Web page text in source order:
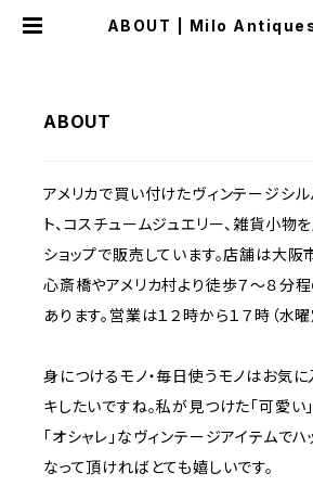
ABOUT | Milo
ABOUT
アメリカで買い付けたヴィンテージシル
ト、コスチュームジュエリー、雑貨小物
ショップで販売しています。店舗は大阪
心斎橋やアメリカ村より徒歩７〜８分
あります。営業は１２時から１７時（水曜
身につけるモノ・毎日使うモノはお気に
キしたいですね。私が見つけた「可愛い」
「オシャレ」なヴィンテージアイテムで
なって頂ければとても嬉しいです。